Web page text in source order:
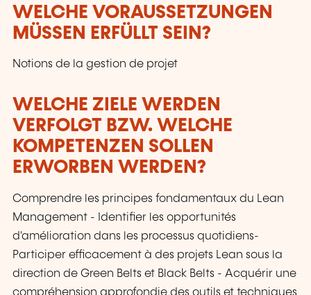
WELCHE VORAUSSETZUNGEN
MÜSSEN ERFÜLLT SEIN?
Notions de la gestion de projet
WELCHE ZIELE WERDEN
VERFOLGT BZW. WELCHE
KOMPETENZEN SOLLEN
ERWORBEN WERDEN?
Comprendre les principes fondamentaux du Lean
Management - Identifier les opportunités
d'amélioration dans les processus quotidiens-
Participer efficacement à des projets Lean sous la
direction de Green Belts et Black Belts - Acquérir une
compréhension approfondie des outils et techniques